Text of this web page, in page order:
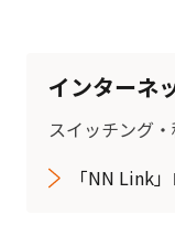
インターネ
スイッチング・
「NN Link